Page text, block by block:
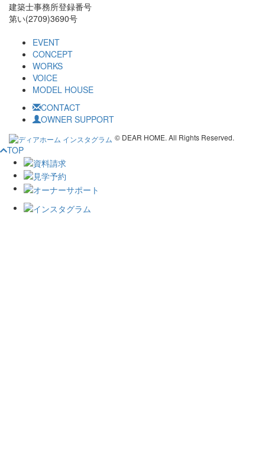
建築士事務所登録番号
第い(2709)3690号
EVENT
CONCEPT
WORKS
VOICE
MODEL HOUSE
CONTACT
OWNER SUPPORT
© DEAR HOME. All Rights Reserved.
TOP